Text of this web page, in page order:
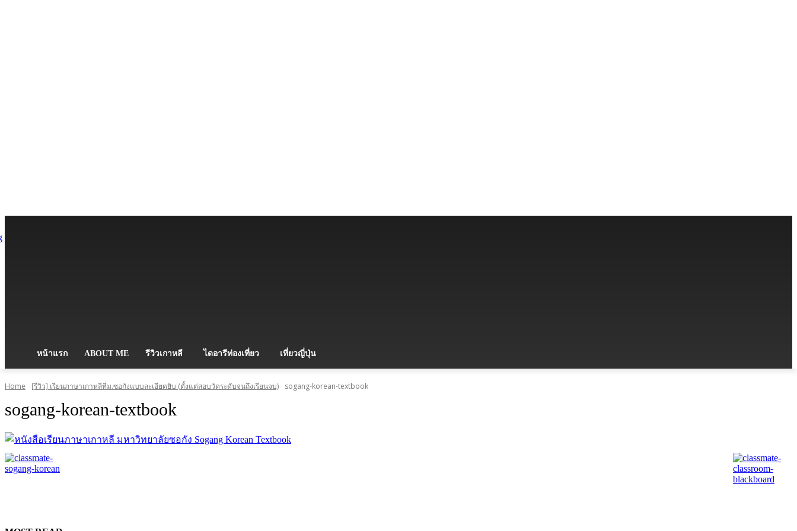
หน้าแรก ABOUT ME รีวิวเกาหลี ไดอารีท่องเที่ยว เที่ยวญี่ปุ่น
Home [รีวิว] เรียนภาษาเกาหลีที่ม.ซอกังแบบละเอียดยิบ (ตั้งแต่สอบวัดระดับจนถึงเรียนจบ) sogang-korean-textbook
sogang-korean-textbook